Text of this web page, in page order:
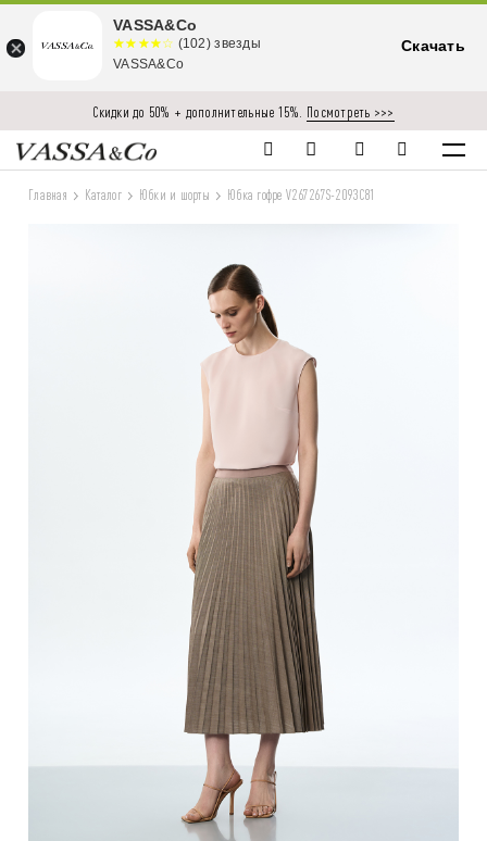
Скидки до 50% + дополнительные 15%. Посмотреть >>>
Главная Каталог Юбки и шорты Юбка гофре V267267S-2093C81
VASSA&Co
☆☆☆☆☆
★★★★
★
(102) звезды
VASSA&Co
Скачать